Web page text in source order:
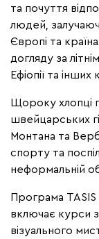
та почуття
людей,
Європі та
догляду за
Ефіопії та інших
Щороку хлопці
швейцарських
Монтана та
спорту та
неформальній
Програма TASIS
включає курси
візуального